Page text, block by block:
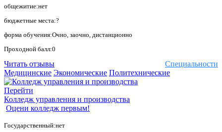
общежитие:нет
бюджетные места:?
форма обучения:Очно, заочно, дистанционно
Проходной балл:0
Специальности
Читать отзывы
Медицинские Экономические Политехнические
Перейти
Колледж управления и производства
Оцени колледж первым!
Государственный:нет